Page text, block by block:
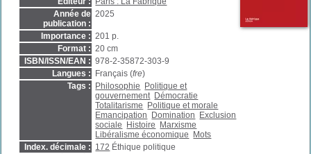
Année de
publication :
2025
Importance : 201 p.
Format : 20 cm
ISBN/ISSN/EAN : 978-2-35872-303-9
Langues :
Français (fre)
Tags :
Philosophie
Politique et
gouvernement Démocratie
Totalitarisme
Politique et morale
Emancipation
Domination
Exclusion
sociale
Histoire
Marxisme
Libéralisme économique
Mots
Index. décimale : 172 Éthique politique